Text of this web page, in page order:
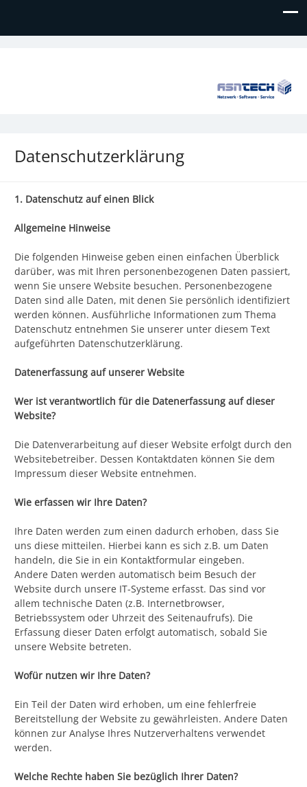
Datenschutzerklärung
1. Datenschutz auf einen Blick
Allgemeine Hinweise
Die folgenden Hinweise geben einen einfachen Überblick
darüber, was mit Ihren personenbezogenen Daten passiert,
wenn Sie unsere Website besuchen. Personenbezogene
Daten sind alle Daten, mit denen Sie persönlich identifiziert
werden können. Ausführliche Informationen zum Thema
Datenschutz entnehmen Sie unserer unter diesem Text
aufgeführten Datenschutzerklärung.
Datenerfassung auf unserer Website
Wer ist verantwortlich für die Datenerfassung auf dieser
Website?
Die Datenverarbeitung auf dieser Website erfolgt durch den
Websitebetreiber. Dessen Kontaktdaten können Sie dem
Impressum dieser Website entnehmen.
Wie erfassen wir Ihre Daten?
Ihre Daten werden zum einen dadurch erhoben, dass Sie
uns diese mitteilen. Hierbei kann es sich z.B. um Daten
handeln, die Sie in ein Kontaktformular eingeben.
Andere Daten werden automatisch beim Besuch der
Website durch unsere IT-Systeme erfasst. Das sind vor
allem technische Daten (z.B. Internetbrowser,
Betriebssystem oder Uhrzeit des Seitenaufrufs). Die
Erfassung dieser Daten erfolgt automatisch, sobald Sie
unsere Website betreten.
Wofür nutzen wir Ihre Daten?
Ein Teil der Daten wird erhoben, um eine fehlerfreie
Bereitstellung der Website zu gewährleisten. Andere Daten
können zur Analyse Ihres Nutzerverhaltens verwendet
werden.
Welche Rechte haben Sie bezüglich Ihrer Daten?